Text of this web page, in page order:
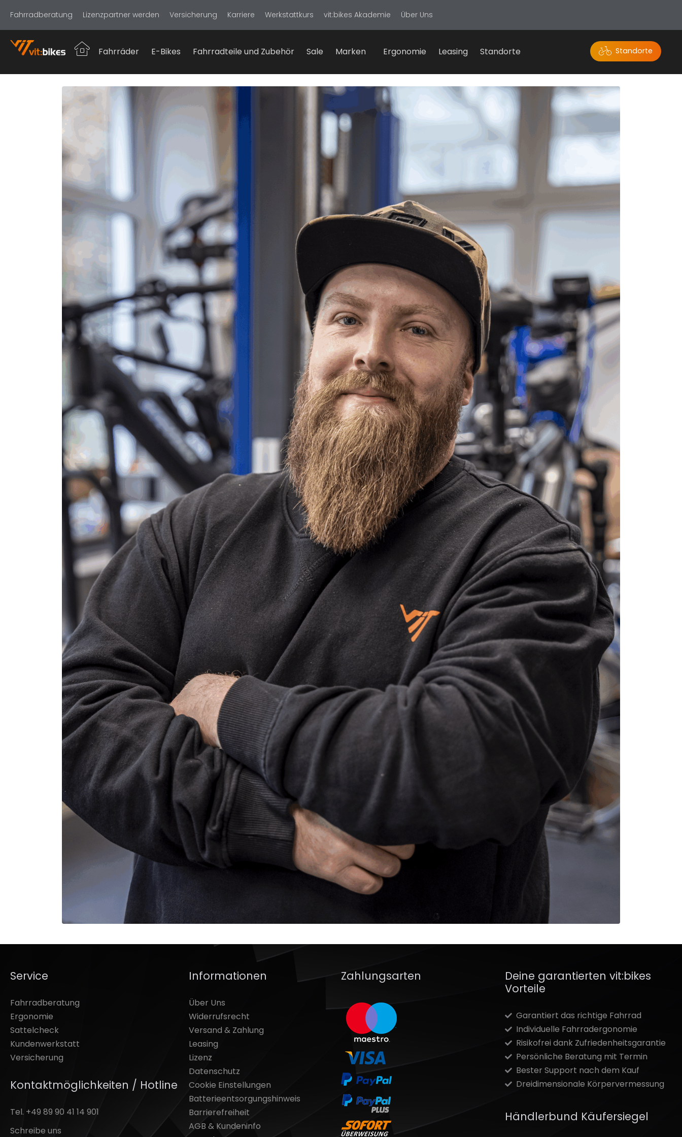
Fahrradberatung Lizenzpartner werden Versicherung Karriere Werkstattkurs vit:bikes Akademie Über Uns
Fahrräder E-Bikes Fahrradteile und Zubehör Sale Marken Ergonomie Leasing Standorte Standorte
Service
Fahrradberatung
Ergonomie
Sattelcheck
Kundenwerkstatt
Versicherung
Kontaktmöglichkeiten / Hotline
Tel. +49 89 90 41 14 901
Schreibe uns
Informationen
Über Uns
Widerrufsrecht
Versand & Zahlung
Leasing
Lizenz
Datenschutz
Cookie Einstellungen
Batterieentsorgungshinweis
Barrierefreiheit
AGB & Kundeninfo
Zahlungsarten
Deine garantierten vit:bikes
Vorteile
Garantiert das richtige Fahrrad
Individuelle Fahrradergonomie
Risikofrei dank Zufriedenheitsgarantie
Persönliche Beratung mit Termin
Bester Support nach dem Kauf
Dreidimensionale Körpervermessung
Händlerbund Käufersiegel